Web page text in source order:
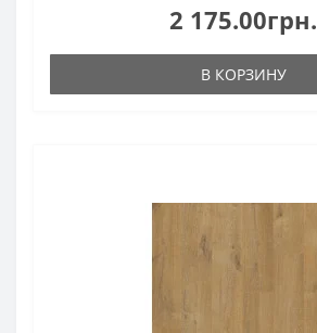
2 175.00грн.
В КОРЗИНУ